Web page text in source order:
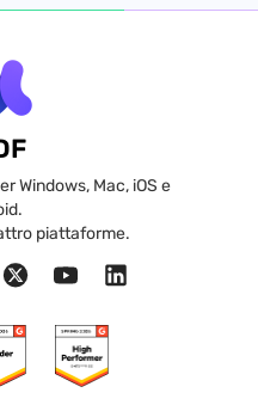
Windows, Mac, iOS e
piattaforme.